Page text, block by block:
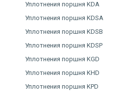
Уплотнения поршня KDA
Уплотнения поршня KDSA
Уплотнения поршня KDSB
Уплотнения поршня KDSP
Уплотнения поршня KGD
Уплотнения поршня KHD
Уплотнения поршня KPD